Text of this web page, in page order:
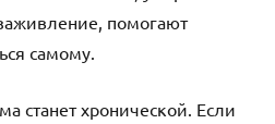
помогают
самому.
станет хронической. Если